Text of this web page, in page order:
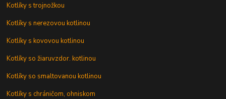
Kotlíky s trojnožkou
Kotlíky s nerezovou kotlinou
Kotlíky s kovovou kotlinou
Kotlíky so žiaruvzdor. kotlinou
Kotlíky so smaltovanou kotlinou
Kotlíky s chráničom, ohniskom